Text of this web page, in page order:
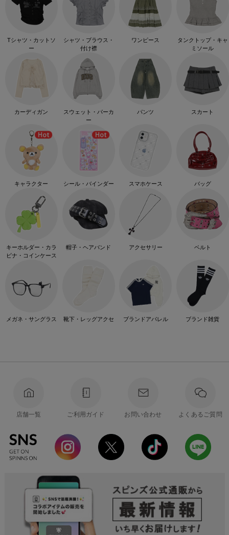
Tシャツ・カットソ
ー
シャツ・ブラウス・
付け襟
ワンピース
タンクトップ・キャ
ミソール
カーディガン
スウェット・パーカ
ー
パンツ スカート
キャラクター シール・バインダー スマホケース バッグ
キーホルダー・カラ
ビナ・コインケース
帽子・ヘアバンド アクセサリー ベルト
メガネ・サングラス 靴下・レッグアクセ ブランドアパレル ブランド雑貨
店舗一覧 ご利用ガイド お問い合わせ よくあるご質問